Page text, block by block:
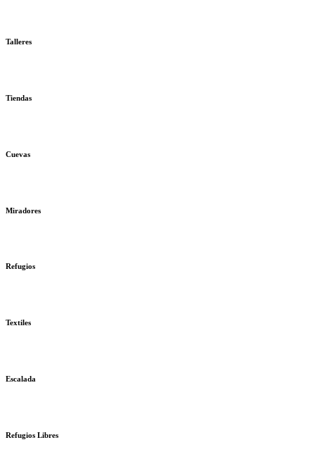
Talleres
Tiendas
Cuevas
Miradores
Refugios
Textiles
Escalada
Refugios Libres